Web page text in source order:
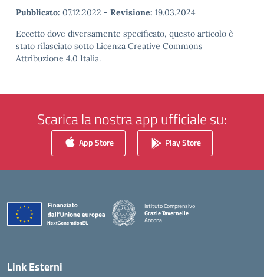
Pubblicato: 07.12.2022 - Revisione: 19.03.2024
Eccetto dove diversamente specificato, questo articolo è
stato rilasciato sotto Licenza Creative Commons
Attribuzione 4.0 Italia.
Scarica la nostra app ufficiale su:
App Store Play Store
Istituto Comprensivo
Grazie Tavernelle
Ancona
Link Esterni